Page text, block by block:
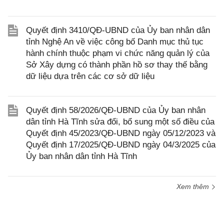
Quyết định 3410/QĐ-UBND của Ủy ban nhân dân
tỉnh Nghệ An về việc công bố Danh mục thủ tục
hành chính thuộc phạm vi chức năng quản lý của
Sở Xây dựng có thành phần hồ sơ thay thế bằng
dữ liệu dựa trên các cơ sở dữ liệu
Quyết định 58/2026/QĐ-UBND của Ủy ban nhân
dân tỉnh Hà Tĩnh sửa đổi, bổ sung một số điều của
Quyết định 45/2023/QĐ-UBND ngày 05/12/2023 và
Quyết định 17/2025/QĐ-UBND ngày 04/3/2025 của
Ủy ban nhân dân tỉnh Hà Tĩnh
Xem thêm